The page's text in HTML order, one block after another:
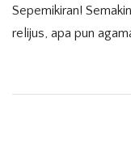
Sepemikiran!
relijus, apa pun